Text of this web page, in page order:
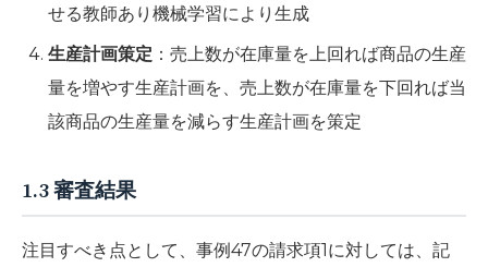
せる教師あり機械学習により生成
生産計画策定 ：売上数が在庫量を上回れば商品の生産
量を増やす生産計画を、売上数が在庫量を下回れば当
該商品の生産量を減らす生産計画を策定
1.3 審査結果
注目すべき点として、事例47の請求項1に対しては、記